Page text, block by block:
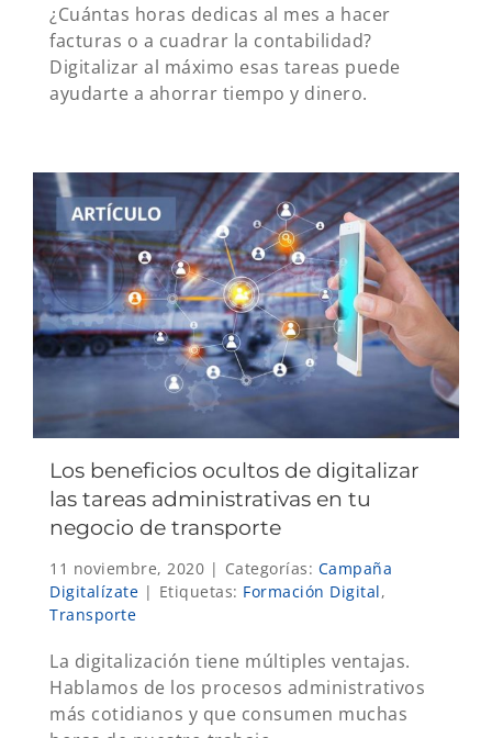
¿Cuántas horas dedicas al mes a hacer
facturas o a cuadrar la contabilidad?
Digitalizar al máximo esas tareas puede
ayudarte a ahorrar tiempo y dinero.
Los beneficios ocultos de digitalizar
las tareas administrativas en tu
negocio de transporte
11 noviembre, 2020 | Categorías: Campaña
Digitalízate | Etiquetas: Formación Digital,
Transporte
La digitalización tiene múltiples ventajas.
Hablamos de los procesos administrativos
más cotidianos y que consumen muchas